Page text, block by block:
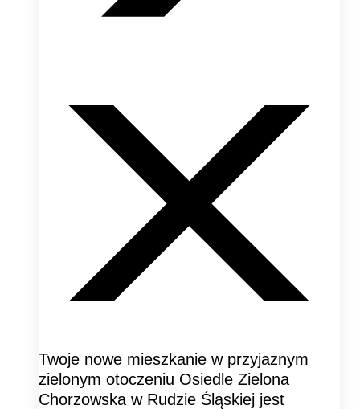
Twoje nowe mieszkanie w przyjaznym
zielonym otoczeniu Osiedle Zielona
Chorzowska w Rudzie Śląskiej jest